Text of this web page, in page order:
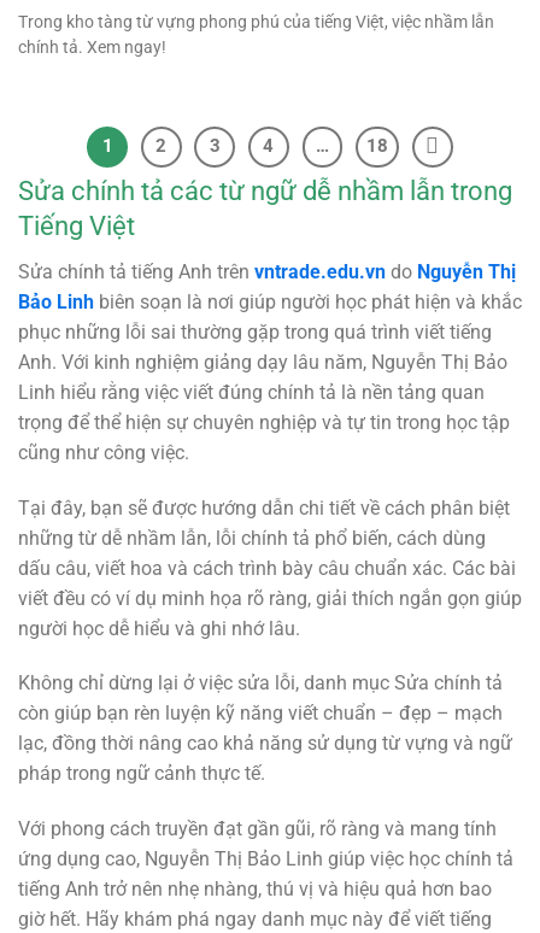
Trong kho tàng từ vựng phong phú của tiếng Việt, việc nhầm lẫn
chính tả. Xem ngay!
1 2 3 4 … 18
Sửa chính tả các từ ngữ dễ nhầm lẫn trong
Tiếng Việt
Sửa chính tả tiếng Anh trên vntrade.edu.vn do Nguyễn Thị
Bảo Linh biên soạn là nơi giúp người học phát hiện và khắc
phục những lỗi sai thường gặp trong quá trình viết tiếng
Anh. Với kinh nghiệm giảng dạy lâu năm, Nguyễn Thị Bảo
Linh hiểu rằng việc viết đúng chính tả là nền tảng quan
trọng để thể hiện sự chuyên nghiệp và tự tin trong học tập
cũng như công việc.
Tại đây, bạn sẽ được hướng dẫn chi tiết về cách phân biệt
những từ dễ nhầm lẫn, lỗi chính tả phổ biến, cách dùng
dấu câu, viết hoa và cách trình bày câu chuẩn xác. Các bài
viết đều có ví dụ minh họa rõ ràng, giải thích ngắn gọn giúp
người học dễ hiểu và ghi nhớ lâu.
Không chỉ dừng lại ở việc sửa lỗi, danh mục Sửa chính tả
còn giúp bạn rèn luyện kỹ năng viết chuẩn – đẹp – mạch
lạc, đồng thời nâng cao khả năng sử dụng từ vựng và ngữ
pháp trong ngữ cảnh thực tế.
Với phong cách truyền đạt gần gũi, rõ ràng và mang tính
ứng dụng cao, Nguyễn Thị Bảo Linh giúp việc học chính tả
tiếng Anh trở nên nhẹ nhàng, thú vị và hiệu quả hơn bao
giờ hết. Hãy khám phá ngay danh mục này để viết tiếng